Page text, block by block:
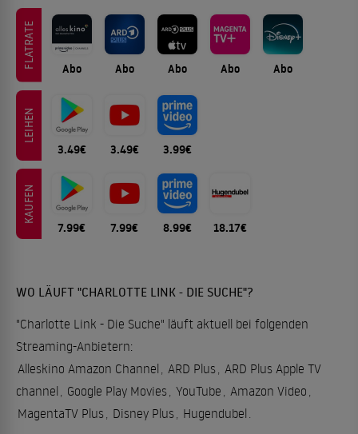
FLATRATE Abo Abo Abo Abo Abo
LEIHEN
3.49€ 3.49€ 3.99€
KAUFEN
7.99€ 7.99€ 8.99€ 18.17€
WO LÄUFT "CHARLOTTE LINK - DIE SUCHE"?
"Charlotte Link - Die Suche" läuft aktuell bei folgenden
Streaming-Anbietern:
Alleskino Amazon Channel
ARD Plus ARD Plus Apple TV
channel
Google Play Movies YouTube Amazon Video
MagentaTV Plus Disney Plus Hugendubel